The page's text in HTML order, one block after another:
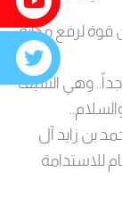
لرفع مكانة
وهي السيف
بن زايد آل
الدولة حفظه الله ليكون 2023 عام للاستدامة